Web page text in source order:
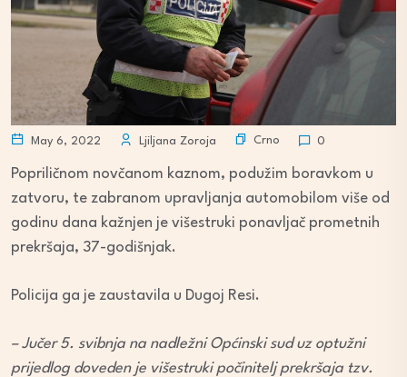
May 6, 2022 Ljiljana Zoroja Crno 0
Popriličnom novčanom kaznom, podužim boravkom u
zatvoru, te zabranom upravljanja automobilom više od
godinu dana kažnjen je višestruki ponavljač prometnih
prekršaja, 37-godišnjak.
Policija ga je zaustavila u Dugoj Resi.
– Jučer 5. svibnja na nadležni Općinski sud uz optužni
prijedlog doveden je višestruki počinitelj prekršaja tzv.